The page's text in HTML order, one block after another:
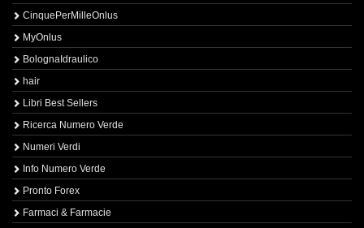
CinquePerMilleOnlus
MyOnlus
BolognaIdraulico
hair
Libri Best Sellers
Ricerca Numero Verde
Numeri Verdi
Info Numero Verde
Pronto Forex
Farmaci & Farmacie